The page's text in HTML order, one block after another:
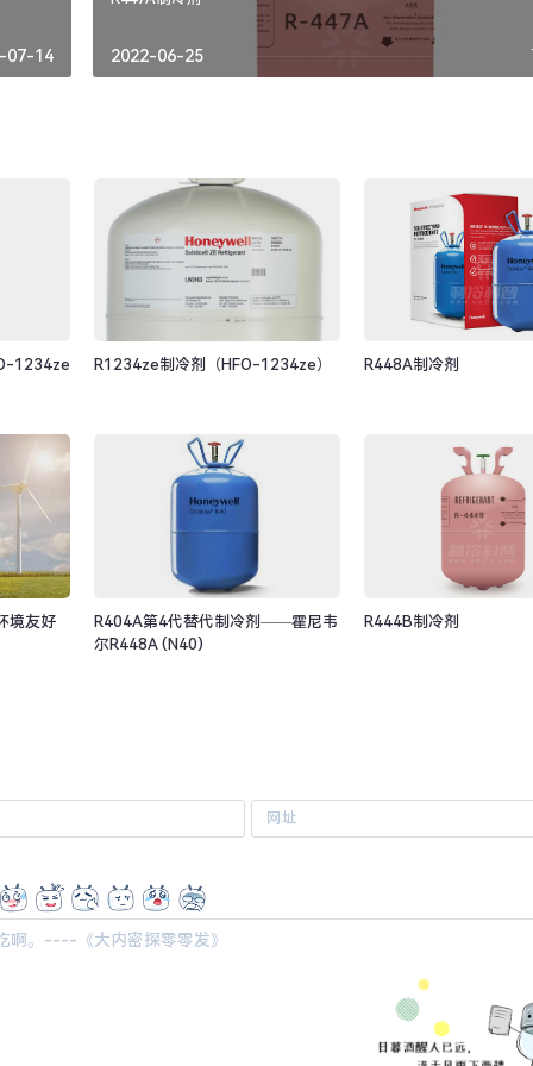
07-14 2022-06-25
1234ze R1234ze制冷剂（HFO-1234ze） R448A制冷剂
境友好
R404A第4代替代制冷剂——霍尼韦
尔R448A (N40)
R444B制冷剂